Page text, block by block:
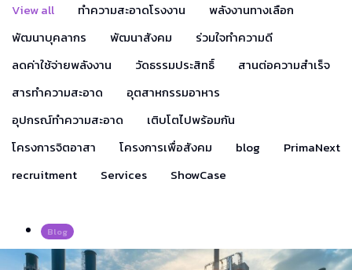
View all ทำความสะอาดโรงงาน
พลังงานทางเลือก
พัฒนาบุคลากร
พัฒนาสังคม
ร่วมใจทำความดี
ลดค่าใช้จ่ายพลังงาน
วัดธรรมประสิทธิ์
สานต่อความสำเร็จ
สารทำความสะอาด
อุตสาหกรรมอาหาร
อุปกรณ์ทำความสะอาด
เติบโตไปพร้อมกัน
โครงการจิตอาสา
โครงการเพื่อสังคม blog
PrimaNext
recruitment
Services ShowCase
Blog